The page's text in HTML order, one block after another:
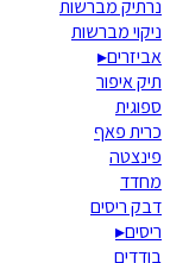
נרתיק מברשות
ניקוי מברשות
אביזרים▸
תיק איפור
ספוגית
כרית פאף
פינצטה
מחדד
דבק ריסים
ריסים▸
בודדים